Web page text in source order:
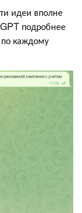
идеи вполне
подробнее
каждому